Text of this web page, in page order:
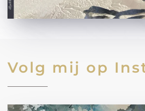
Volg mij op